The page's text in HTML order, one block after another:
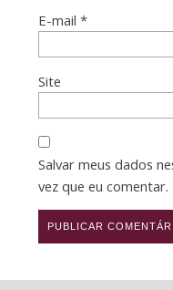
E-mail *
Site
Salvar meus dados
vez que eu comentar.